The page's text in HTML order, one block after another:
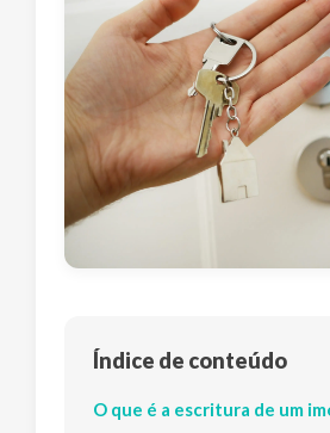
Índice de conteúdo
O que é a escritura de um